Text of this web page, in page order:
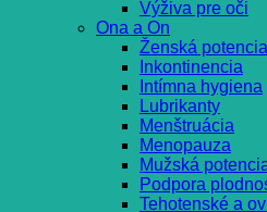
Výživa pre oči
Ona a On
Ženská
Inkontinencia
Intímna hygiena
Lubrikanty
Menštruácia
Menopauza
Mužská
Podpora
Tehotenské a